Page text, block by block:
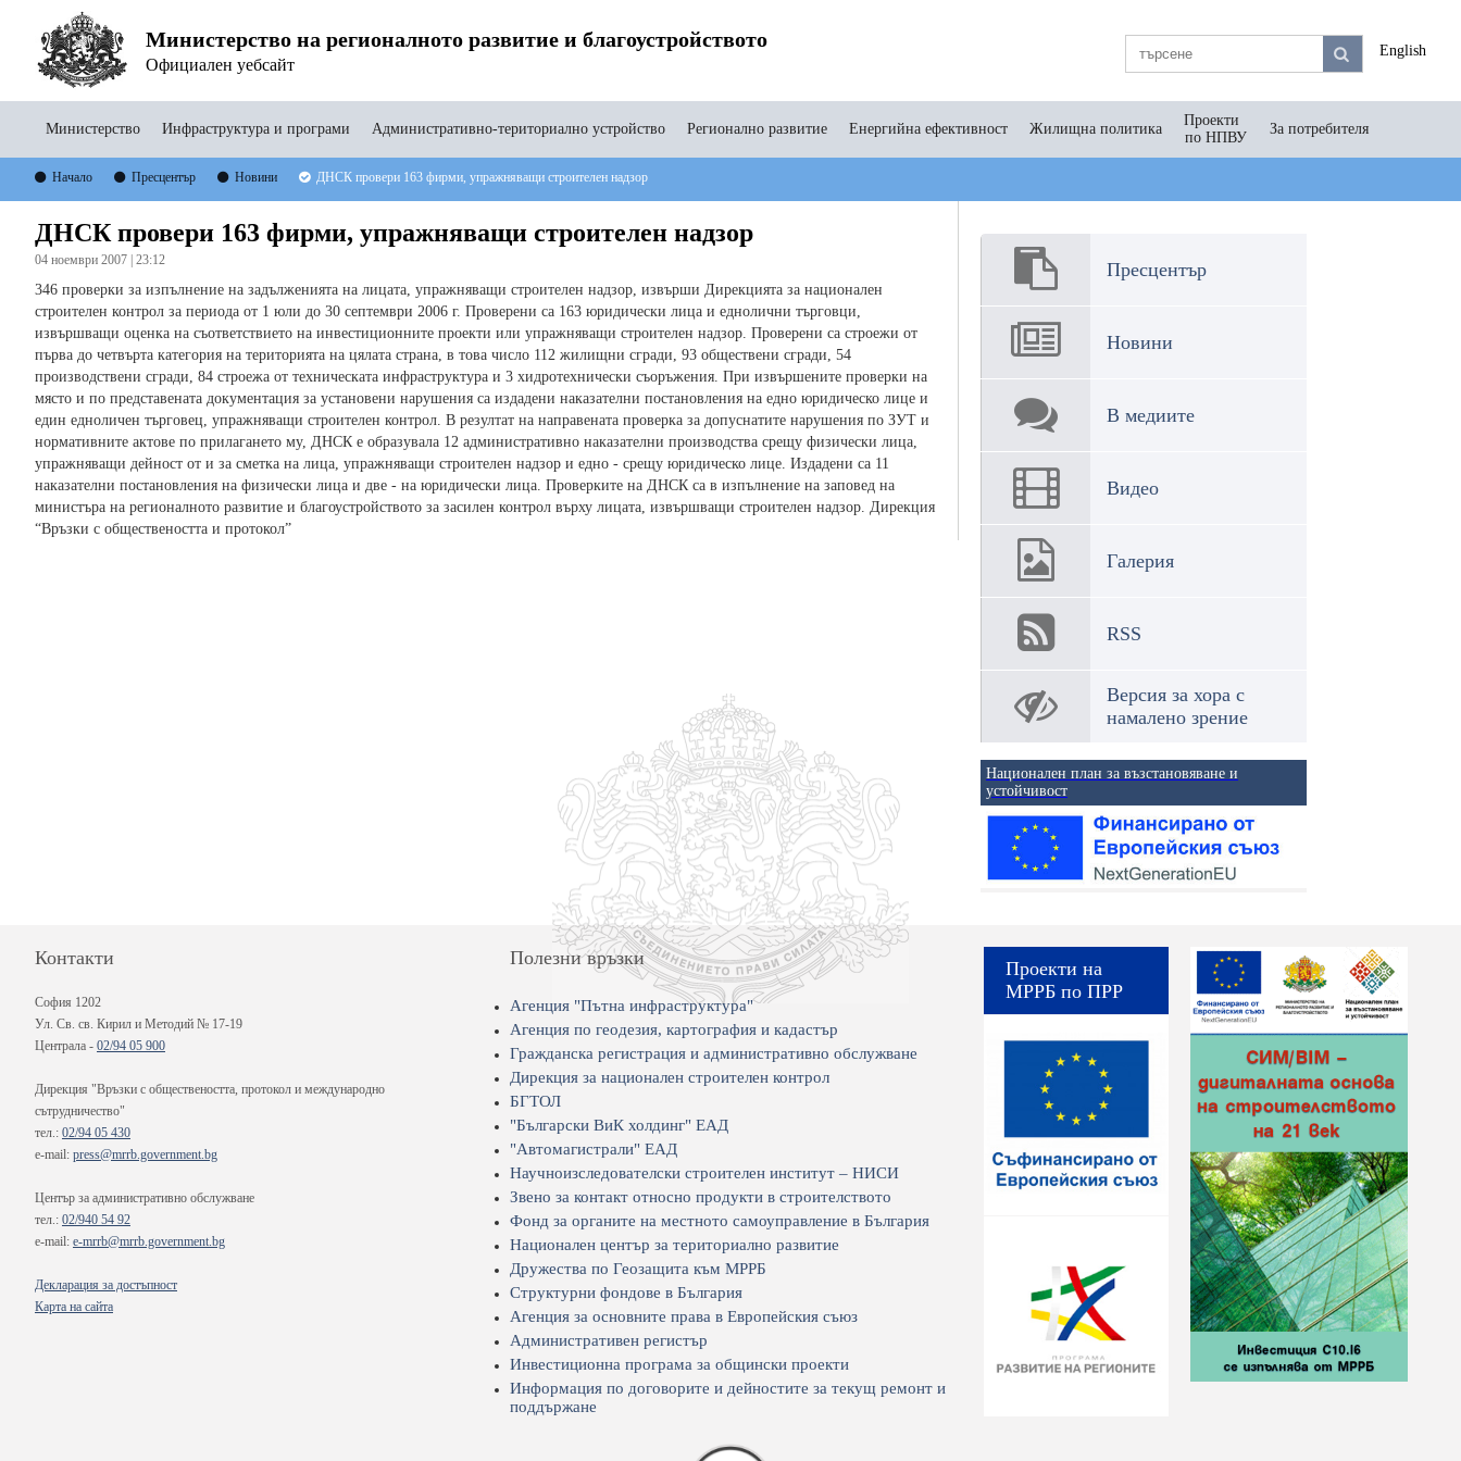
Министерство на регионалното развитие и благоустройството
Официален уебсайт
English
Министерство Инфраструктура и програми Административно-териториално устройство Регионално развитие Енергийна ефективност Жилищна политика
Проекти
по НПВУ
За потребителя
Начало Пресцентър Новини ДНСК провери 163 фирми, упражняващи строителен надзор
ДНСК провери 163 фирми, упражняващи строителен надзор
04 ноември 2007 | 23:12
346 проверки за изпълнение на задълженията на лицата, упражняващи строителен надзор, извърши Дирекцията за национален
строителен контрол за периода от 1 юли до 30 септември 2006 г. Проверени са 163 юридически лица и еднолични търговци,
извършващи оценка на съответствието на инвестиционните проекти или упражняващи строителен надзор. Проверени са строежи от
първа до четвърта категория на територията на цялата страна, в това число 112 жилищни сгради, 93 обществени сгради, 54
производствени сгради, 84 строежа от техническата инфраструктура и 3 хидротехнически съоръжения. При извършените проверки на
място и по представената документация за установени нарушения са издадени наказателни постановления на едно юридическо лице и
един едноличен търговец, упражняващи строителен контрол. В резултат на направената проверка за допуснатите нарушения по ЗУТ и
нормативните актове по прилагането му, ДНСК е образувала 12 административно наказателни производства срещу физически лица,
упражняващи дейност от и за сметка на лица, упражняващи строителен надзор и едно - срещу юридическо лице. Издадени са 11
наказателни постановления на физически лица и две - на юридически лица. Проверките на ДНСК са в изпълнение на заповед на
министъра на регионалното развитие и благоустройството за засилен контрол върху лицата, извършващи строителен надзор. Дирекция
“Връзки с обществеността и протокол”
Пресцентър
Новини
В медиите
Видео
Галерия
RSS
Версия за хора с
намалено зрение
Национален план за възстановяване и
устойчивост
Контакти
София 1202
Ул. Св. св. Кирил и Методий № 17-19
Централа - 02/94 05 900
Дирекция "Връзки с обществеността, протокол и международно
сътрудничество"
тел.: 02/94 05 430
e-mail: press@mrrb.government.bg
Център за административно обслужване
тел.: 02/940 54 92
e-mail: e-mrrb@mrrb.government.bg
Декларация за достъпност
Карта на сайта
Полезни връзки
Агенция "Пътна инфраструктура"
Агенция по геодезия, картография и кадастър
Гражданска регистрация и административно обслужване
Дирекция за национален строителен контрол
БГТОЛ
"Български ВиК холдинг" ЕАД
"Автомагистрали" ЕАД
Научноизследователски строителен институт – НИСИ
Звено за контакт относно продукти в строителството
Фонд за органите на местното самоуправление в България
Национален център за териториално развитие
Дружества по Геозащита към МРРБ
Структурни фондове в България
Агенция за основните права в Европейския съюз
Административен регистър
Инвестиционна програма за общински проекти
Информация по договорите и дейностите за текущ ремонт и
поддържане
Проекти на
МРРБ по ПРР